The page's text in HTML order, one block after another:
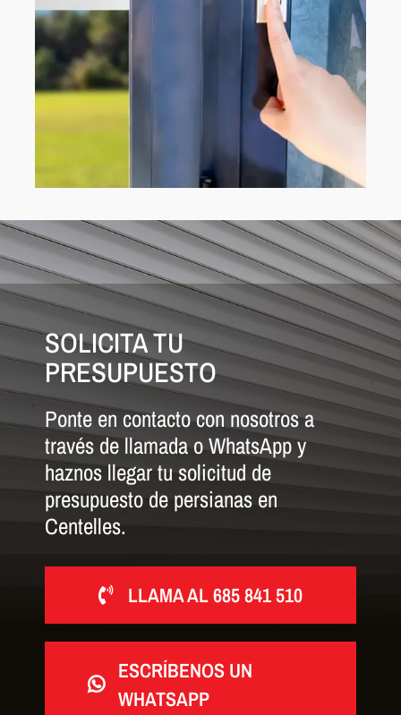
SOLICITA TU
PRESUPUESTO
Ponte en contacto con nosotros a
través de llamada o WhatsApp y
haznos llegar tu solicitud de
presupuesto de persianas en
Centelles.
LLAMA AL 685 841 510
ESCRÍBENOS UN
WHATSAPP